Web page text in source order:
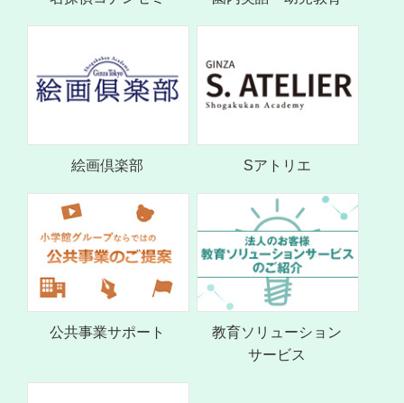
絵画倶楽部 Sアトリエ
公共事業サポート
教育ソリューション
サービス